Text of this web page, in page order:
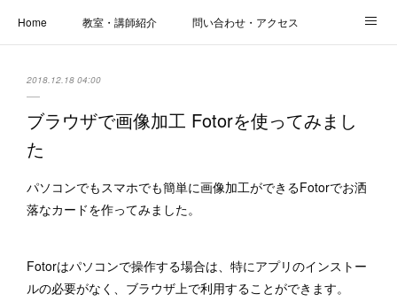
Home 教室・講師紹介 問い合わせ・アクセス
2018.12.18 04:00
ブラウザで画像加工 Fotorを使ってみまし
た
パソコンでもスマホでも簡単に画像加工ができるFotorでお洒
落なカードを作ってみました。
Fotorはパソコンで操作する場合は、特にアプリのインストー
ルの必要がなく、ブラウザ上で利用することができます。